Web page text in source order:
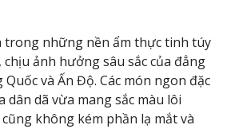
trong những nền ẩm thực tinh túy
ảnh hưởng sâu sắc của đẳng
và Ấn Độ. Các món ngon đặc
dân dã vừa mang sắc màu lôi
không kém phần lạ mắt và